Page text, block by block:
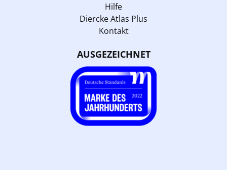
Hilfe
Diercke Atlas Plus
Kontakt
AUSGEZEICHNET